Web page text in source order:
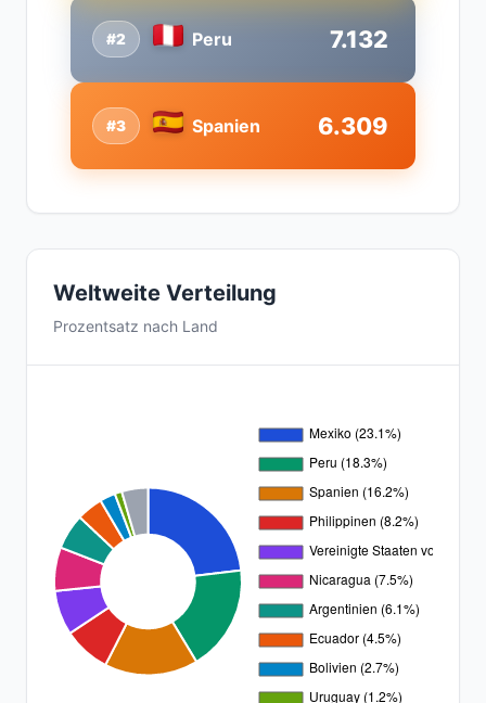
#2 Peru 7.132
#3 Spanien 6.309
Weltweite Verteilung
Prozentsatz nach Land